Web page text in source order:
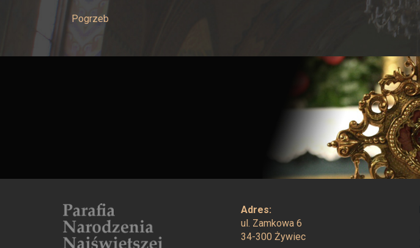
Pogrzeb
Adres:
ul. Zamkowa 6
34-300 Żywiec